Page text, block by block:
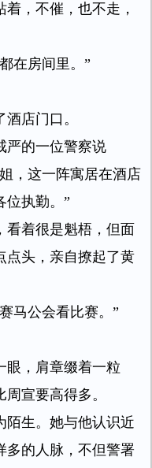
，不催，也不走，
在房间里。”
店门口。
严的一位警察说
，这一阵寓居在酒店
位执勤。”
看着很是魁梧，但面
点头，亲自撩起了黄
马公会看比赛。”
眼，肩章缀着一粒
宣要高得多。
陌生。她与他认识近
多的人脉，不但警署